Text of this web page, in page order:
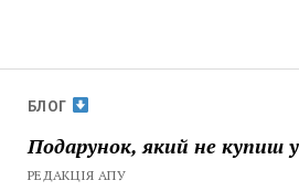
БЛОГ
Подарунок, який не купиш
РЕДАКЦІЯ АПУ